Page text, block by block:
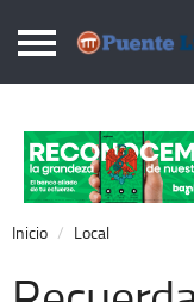
Puentelibre.mx
Local
Nacional
Opinión
Cronos
Inicio Local